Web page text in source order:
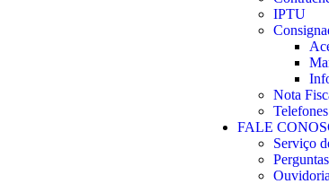
IPTU
Nota
FALE
Serviço
Ouvidoria